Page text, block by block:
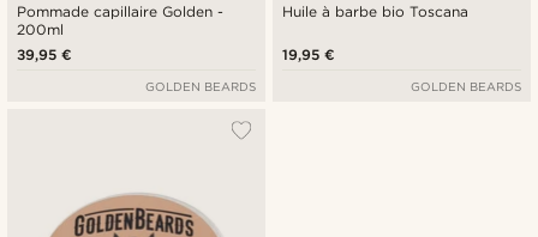
Pommade capillaire Golden -
200ml
39,95 €
GOLDEN BEARDS
Huile à barbe bio Toscana
19,95 €
GOLDEN BEARDS